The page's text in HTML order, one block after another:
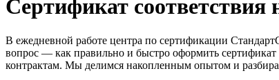
Сертификат соответствия
В ежедневной работе центра по сертификации
вопрос — как правильно и быстро оформить
контрактам. Мы делимся накопленным опытом и